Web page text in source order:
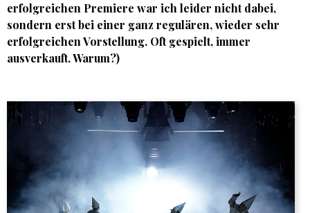
erfolgreichen Premiere war ich leider nicht dabei,
sondern erst bei einer ganz regulären, wieder sehr
erfolgreichen Vorstellung. Oft gespielt, immer
ausverkauft. Warum?)